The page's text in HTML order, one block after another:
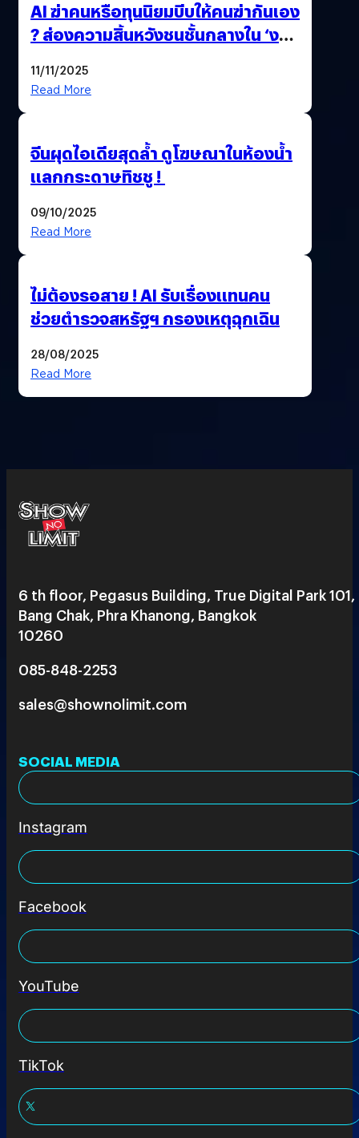
AI ฆ่าคนหรือทุนนิยมบีบให้คนฆ่ากันเอง
? ส่องความสิ้นหวังชนชั้นกลางใน ‘งาน
11/11/2025
Read More
จีนผุดไอเดียสุดล้ำ ดูโฆษณาในห้องน้ำ
แลกกระดาษทิชชู !
09/10/2025
Read More
ไม่ต้องรอสาย ! AI รับเรื่องแทนคน
ช่วยตำรวจสหรัฐฯ กรองเหตุฉุกเฉิน
28/08/2025
Read More
6 th floor, Pegasus Building, True Digital Park 101,
Bang Chak, Phra Khanong, Bangkok
10260
085-848-2253
sales@shownolimit.com
SOCIAL MEDIA
Instagram
Facebook
YouTube
TikTok